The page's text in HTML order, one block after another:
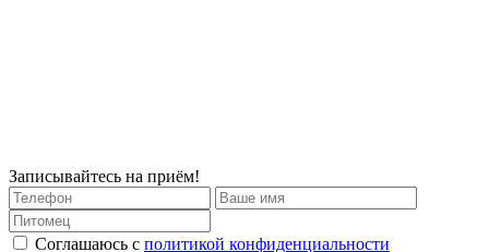
Записывайтесь на приём!
Соглашаюсь с политикой конфиденциальности